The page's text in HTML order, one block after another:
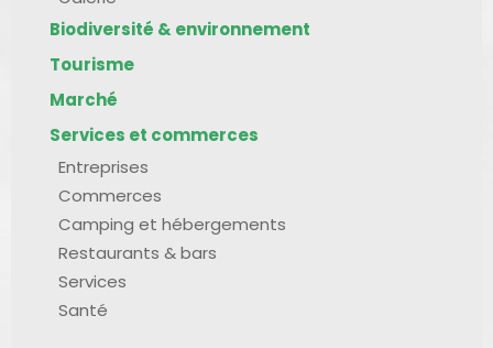
Biodiversité & environnement
Tourisme
Marché
Services et commerces
Entreprises
Commerces
Camping et hébergements
Restaurants & bars
Services
Santé